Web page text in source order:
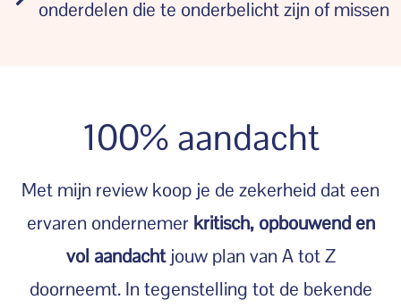
onderdelen die te onderbelicht zijn of missen
100% aandacht
Met mijn review koop je de zekerheid dat een
ervaren ondernemer kritisch, opbouwend en
vol aandachtjouw plan van A tot Z
doorneemt. In tegenstelling tot de bekende